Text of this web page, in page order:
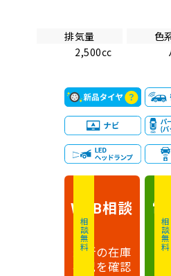
排気量
2,500cc
色
相談無料
WEB相談
最新の在庫
状況を確認
相談無料